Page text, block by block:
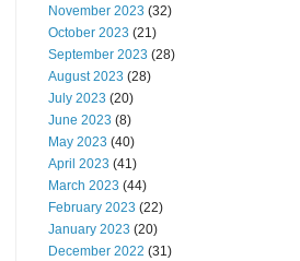
November 2023 (32)
October 2023 (21)
September 2023 (28)
August 2023 (28)
July 2023 (20)
June 2023 (8)
May 2023 (40)
April 2023 (41)
March 2023 (44)
February 2023 (22)
January 2023 (20)
December 2022 (31)